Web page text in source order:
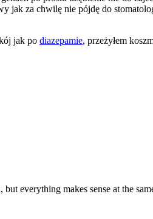
jak za chwilę nie pójdę do
jak po diazepamie, przeżyłem
but everything makes sense at the